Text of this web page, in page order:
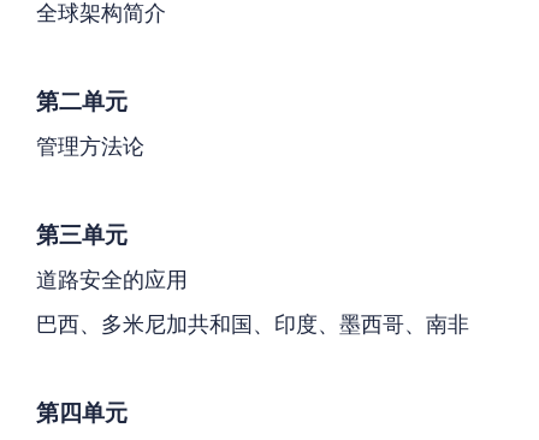
全球架构简介
第二单元
管理方法论
第三单元
道路安全的应用
巴西、多米尼加共和国、印度、墨西哥、南非
第四单元